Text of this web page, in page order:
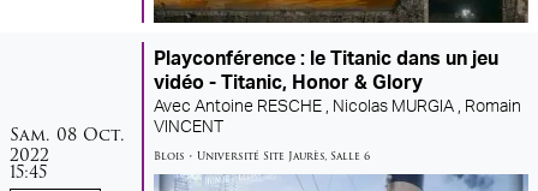
samedi
Sam. 08 octobre
Oct.
2022
15:45
Playconférence : le Titanic dans un jeu
vidéo - Titanic, Honor & Glory
Avec Antoine RESCHE , Nicolas MURGIA ,
Romain
VINCENT
Blois • Université Site Jaurès, Salle 6